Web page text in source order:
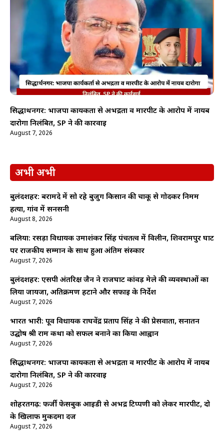
सिद्धार्थनगर: भाजपा कार्यकर्ता से अभद्रता व मारपीट के आरोप में नायब
दारोगा निलंबित, SP ने की कार्रवाई
August 7, 2026
अभी अभी
बुलंदशहर: बरामदे में सो रहे बुजुर्ग किसान की चाकू से गोदकर निर्मम
हत्या, गांव में सनसनी
August 8, 2026
बलिया: रसड़ा विधायक उमाशंकर सिंह पंचतत्व में विलीन, शिवरामपुर घाट
पर राजकीय सम्मान के साथ हुआ अंतिम संस्कार
August 7, 2026
बुलंदशहर: एसपी अंतरिक्ष जैन ने राजघाट कांवड़ मेले की व्यवस्थाओं का
लिया जायजा, अतिक्रमण हटाने और सफाई के निर्देश
August 7, 2026
भारत भारी: पूर्व विधायक राघवेंद्र प्रताप सिंह ने की प्रेसवार्ता, सनातन
उद्घोष श्री राम कथा को सफल बनाने का किया आह्वान
August 7, 2026
सिद्धार्थनगर: भाजपा कार्यकर्ता से अभद्रता व मारपीट के आरोप में नायब
दारोगा निलंबित, SP ने की कार्रवाई
August 7, 2026
शोहरतगढ़: फर्जी फेसबुक आईडी से अभद्र टिप्पणी को लेकर मारपीट, दो
के खिलाफ मुकदमा दर्ज
August 7, 2026